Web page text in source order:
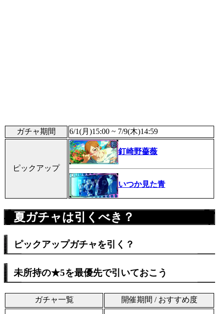
ガチャ期間 6/1(月)15:00 ~ 7/9(木)14:59
ピックアップ
釘崎野薔薇
いつか見た青
夏ガチャは引くべき？
ピックアップガチャを引く？
未所持の★5を最優先で引いておこう
ガチャ一覧 開催期間 / おすすめ度